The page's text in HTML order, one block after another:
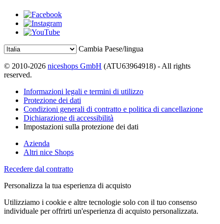
Cambia Paese/lingua
© 2010-2026 niceshops GmbH (ATU63964918) - All rights
reserved.
Informazioni legali e termini di utilizzo
Protezione dei dati
Condizioni generali di contratto e politica di cancellazione
Dichiarazione di accessibilità
Impostazioni sulla protezione dei dati
Azienda
Altri nice Shops
Recedere dal contratto
Personalizza la tua esperienza di acquisto
Utilizziamo i cookie e altre tecnologie solo con il tuo consenso
individuale per offrirti un'esperienza di acquisto personalizzata.